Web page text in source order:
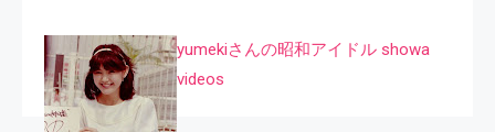
yumekiさんの昭和アイドル showa
videos